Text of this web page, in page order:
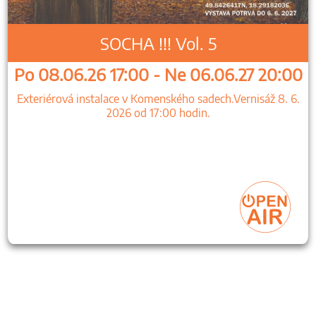
SOCHA !!! Vol. 5
Po 08.06.26 17:00 - Ne 06.06.27 20:00
Exteriérová instalace v Komenského sadech.Vernisáž 8. 6.
2026 od 17:00 hodin.